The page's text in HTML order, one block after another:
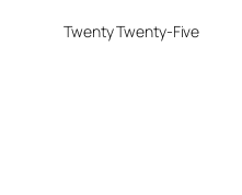
Twenty Twenty-Five